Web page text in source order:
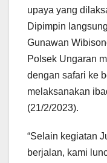
upaya yang
Dipimpin
Gunawan
Polsek Ungaran
dengan safari ke
melaksanakan
(21/2/2023).
“Selain kegiatan
berjalan, kami